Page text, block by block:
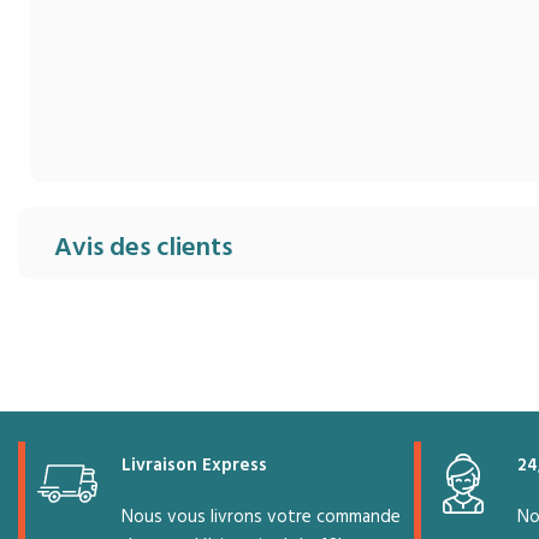
Avis des clients
Livraison Express
Nous vous livrons votre commande